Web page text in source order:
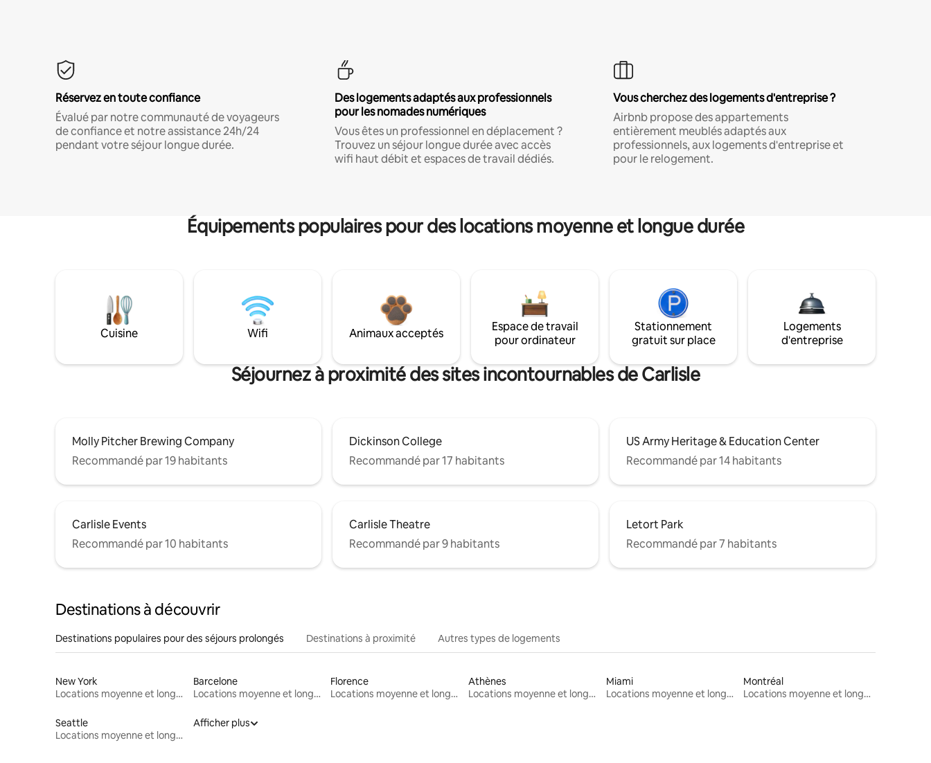
Réservez en toute confiance
Évalué par notre communauté de voyageurs
de confiance et notre assistance 24h/24
pendant votre séjour longue durée.
Des logements adaptés aux professionnels
pour les nomades numériques
Vous êtes un professionnel en déplacement ?
Trouvez un séjour longue durée avec accès
wifi haut débit et espaces de travail dédiés.
Vous cherchez des logements d'entreprise ?
Airbnb propose des appartements
entièrement meublés adaptés aux
professionnels, aux logements d'entreprise et
pour le relogement.
Équipements populaires pour des locations moyenne et longue durée
Cuisine Wifi Animaux acceptés
Espace de travail
pour ordinateur
Stationnement
gratuit sur place
Logements
d'entreprise
Séjournez à proximité des sites incontournables de Carlisle
Molly Pitcher Brewing Company
Recommandé par 19 habitants
Dickinson College
Recommandé par 17 habitants
US Army Heritage & Education Center
Recommandé par 14 habitants
Carlisle Events
Recommandé par 10 habitants
Carlisle Theatre
Recommandé par 9 habitants
Letort Park
Recommandé par 7 habitants
Destinations à découvrir
Destinations populaires pour des séjours prolongés Destinations à proximité Autres types de logements
New York
Locations moyenne et longue durée
Barcelone
Locations moyenne et longue durée
Florence
Locations moyenne et longue durée
Athènes
Locations moyenne et longue durée
Miami
Locations moyenne et longue durée
Montréal
Locations moyenne et longue durée
Seattle
Locations moyenne et longue durée
Afficher plus